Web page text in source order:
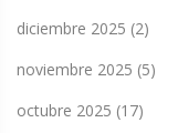
diciembre 2025 (2)
noviembre 2025 (5)
octubre 2025 (17)